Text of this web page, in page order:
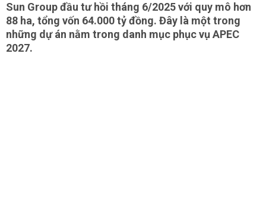
Sun Group đầu tư hồi tháng 6/2025 với quy mô hơn
88 ha, tổng vốn 64.000 tỷ đồng. Đây là một trong
những dự án nằm trong danh mục phục vụ APEC
2027.